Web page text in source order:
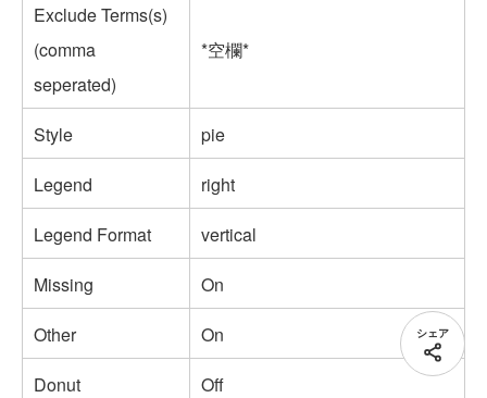
Exclude Terms(s)
(comma
seperated)
*空欄*
Style
pie
Legend
right
Legend Format
vertical
Missing
On
Other
On
Donut
Off
シェア